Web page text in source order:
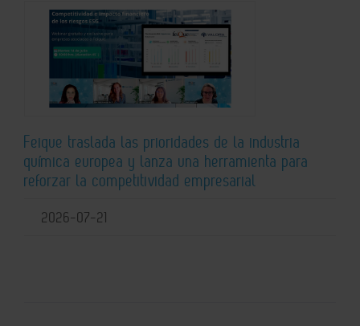
Feique traslada las prioridades de la industria
química europea y lanza una herramienta para
reforzar la competitividad empresarial
2026-07-21